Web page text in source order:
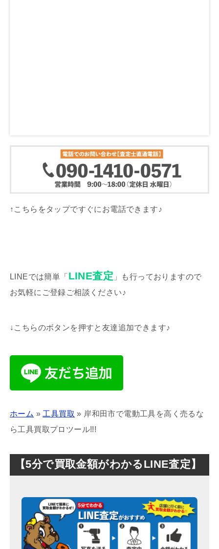
↑こちらをタップですぐにお電話できます♪
LINEでは簡単「 LINE査定 」も行っておりますので
お気軽にご登録ご相談ください♪
↓こちらのボタンを押すと友達追加できます♪
ホーム » 工具買取 » 岸和田市で電動工具を高く売るな
ら工具買取プロツール!!!
【5分で買取金額がわかるLINE査定】